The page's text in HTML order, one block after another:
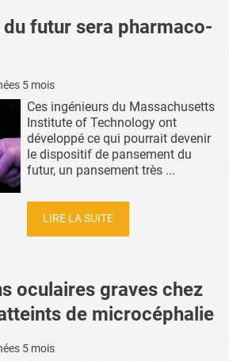
du futur sera pharmaco-
5 mois
Ces ingénieurs du Massachusetts
Institute of Technology ont
développé ce qui pourrait devenir
le dispositif de pansement du
futur, un pansement très ...
LIRE LA SUITE
oculaires graves chez
de microcéphalie
5 mois